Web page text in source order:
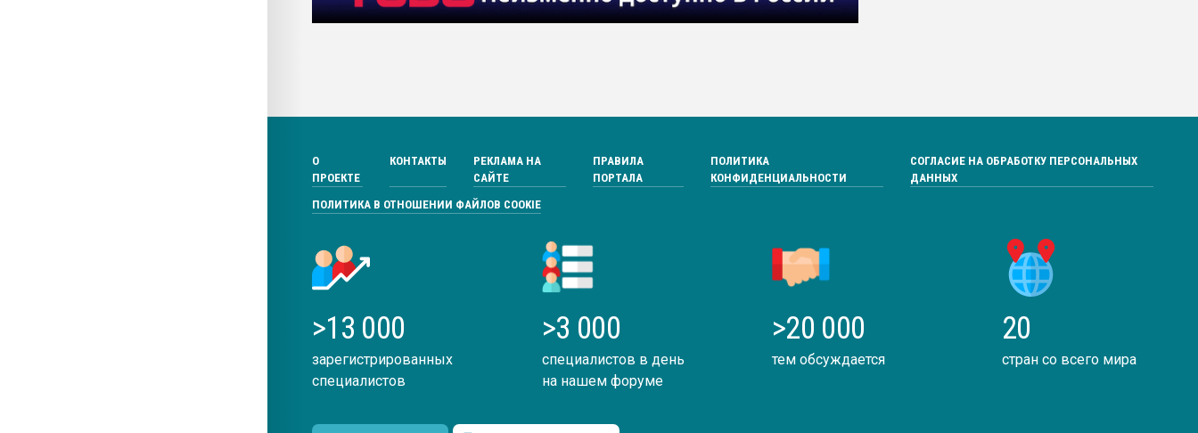
О
ПРОЕКТЕ
КОНТАКТЫ
РЕКЛАМА НА
САЙТЕ
ПРАВИЛА
ПОРТАЛА
ПОЛИТИКА
КОНФИДЕНЦИАЛЬНОСТИ
СОГЛАСИЕ НА ОБРАБОТКУ ПЕРСОНАЛЬНЫХ
ДАННЫХ
ПОЛИТИКА В ОТНОШЕНИИ ФАЙЛОВ COOKIE
>13 000
зарегистрированных
специалистов
>3 000
специалистов в день
на нашем форуме
>20 000
тем обсуждается
20
стран со всего мира